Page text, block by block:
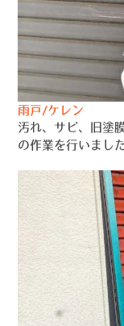
雨戸/ケレン
汚れ、サビ、旧塗
の作業を行いました